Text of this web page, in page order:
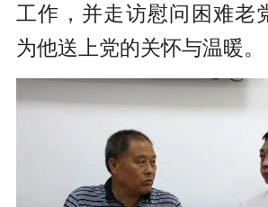
工作，并走访慰问困难老
为他送上党的关怀与温暖。